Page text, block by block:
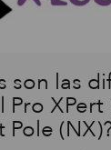
son las
XPert
Pole